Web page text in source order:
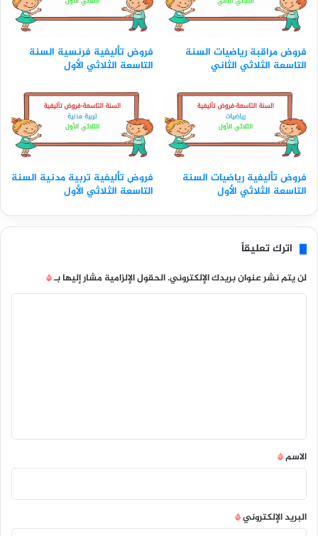
فروض مراقبة رياضيات السنة
التاسعة الثلاثي الثاني
فروض تأليفية فرنسية السنة
التاسعة الثلاثي الأول
فروض تأليفية رياضيات السنة
التاسعة الثلاثي الأول
فروض تأليفية تربية مدنية السنة
التاسعة الثلاثي الأول
اترك تعليقاً
لن يتم نشر عنوان بريدك الإلكتروني.الحقول الإلزامية مشار إليها بـ*
*
الاسم*
البريد الإلكتروني*